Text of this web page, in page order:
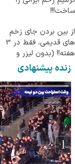
ساخت!!!
از بین بردن جای زخم
های قدیمی، فقط در 3
هفته!! (بدون لیزر و
جراحی)
زنده پیشنهادی